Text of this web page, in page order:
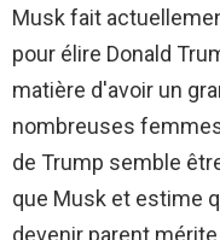
Musk fait
pour élire Donald
matière d'avoir un
nombreuses
de Trump semble
que Musk et estime
devenir parent